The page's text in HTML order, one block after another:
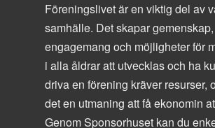
Föreningslivet är en viktig del av
samhälle. Det skapar gemenskap,
engagemang och möjligheter för
i alla åldrar att utvecklas och ha
driva en förening kräver resurser,
det en utmaning att få ekonomin
Genom Sponsorhuset kan du